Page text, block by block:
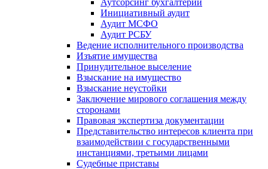
Инициативный аудит
Аудит МСФО
Аудит РСБУ
Ведение исполнительного производства
Изъятие имущества
Принудительное выселение
Взыскание на имущество
Взыскание неустойки
Заключение мирового соглашения между
сторонами
Правовая экспертиза документации
Представительство интересов клиента при
взаимодействии с государственными
инстанциями, третьими лицами
Судебные приставы